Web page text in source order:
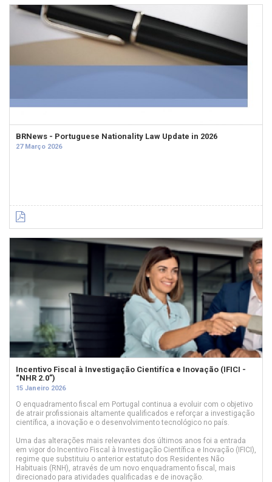
BRNews - Portuguese Nationality Law Update in 2026
27 Março 2026
Incentivo Fiscal à Investigação Cientifíca e Inovação (IFICI -
“NHR 2.0”)
15 Janeiro 2026
O enquadramento fiscal em Portugal continua a evoluir com o objetivo
de atrair profissionais altamente qualificados e reforçar a investigação
científica, a inovação e o desenvolvimento tecnológico no país.
Uma das alterações mais relevantes dos últimos anos foi a entrada
em vigor do Incentivo Fiscal à Investigação Científica e Inovação (IFICI),
regime que substituiu o anterior estatuto dos Residentes Não
Habituais (RNH), através de um novo enquadramento fiscal, mais
direcionado para atividades qualificadas e de inovação.